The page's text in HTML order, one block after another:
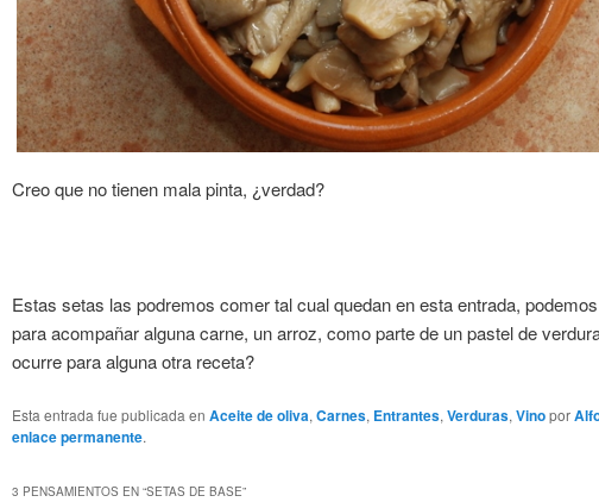
Creo que no tienen mala pinta, ¿verdad?
Estas setas las podremos comer tal cual quedan en esta entrada,
para acompañar alguna carne, un arroz, como parte de un pastel de
ocurre para alguna otra receta?
Esta entrada fue publicada en Aceite de oliva, Carnes, Entrantes, Verduras, Vinopor
enlace permanente.
3 PENSAMIENTOS EN “SETAS DE BASE”